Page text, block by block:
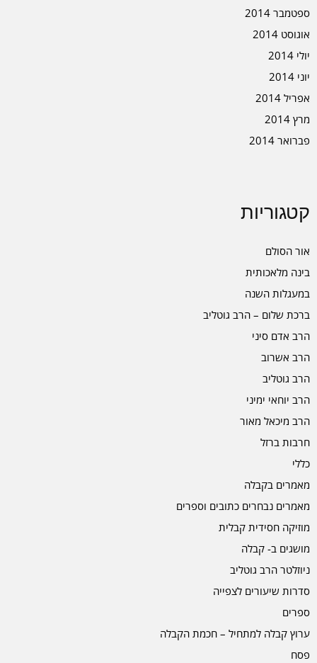
ספטמבר 2014
אוגוסט 2014
יולי 2014
יוני 2014
אפריל 2014
מרץ 2014
פברואר 2014
קטגוריות
אור הסולם
בינה מלאכותית
במעגלות השנה
ברכת שלום – הרב גוטליב
הרב אדם סיני
הרב אשרוב
הרב גוטליב
הרב יוחאי ימיני
הרב מיכאל מאור
חרבות ברזל
כללי
מאמרים בקבלה
מאמרים נבחרים כתובים וספרים
מוזיקה חסידית קבלית
מושגים ב- קבלה
ניוזלטר הרב גוטליב
סדרות שיעורים לצפייה
ספרים
ערוץ קבלה למתחיל – חכמת הקבלה
פסח